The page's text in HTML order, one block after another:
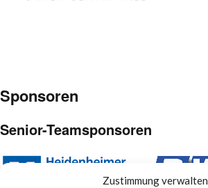
Zustimmung verwalten
Sponsoren
Senior-Teamsponsoren